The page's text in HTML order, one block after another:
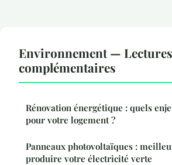
Environnement — Lectures
complémentaires
Rénovation énergétique : quels
pour votre logement ?
Panneaux photovoltaïques :
produire votre électricité verte